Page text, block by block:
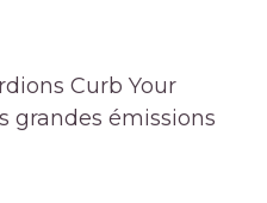
Curb Your
grandes émissions